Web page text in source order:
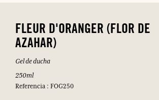
FLEUR D'ORANGER (FLOR DE
AZAHAR)
Gel de ducha
250ml
Referencia : FOG250